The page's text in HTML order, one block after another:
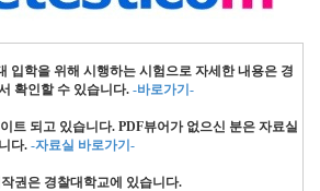
입학을 위해 시행하는 시험으로 자세한 내용은 경
확인할 수 있습니다. -바로가기-
트 되고 있습니다. PDF뷰어가 없으신 분은 자료실
다. -자료실 바로가기-
권은 경찰대학교에 있습니다.